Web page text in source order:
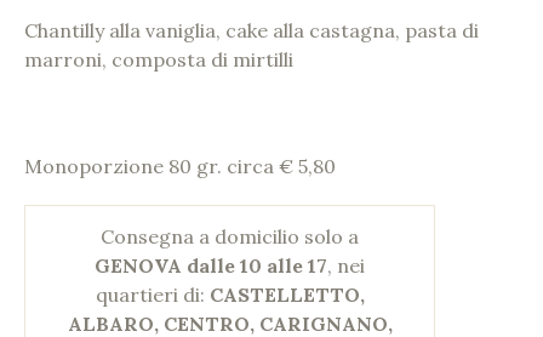
Chantilly alla vaniglia, cake alla castagna, pasta di
marroni, composta di mirtilli
Monoporzione 80 gr. circa € 5,80
Consegna a domicilio solo a
GENOVA dalle 10 alle 17, nei
quartieri di: CASTELLETTO,
ALBARO, CENTRO, CARIGNANO,